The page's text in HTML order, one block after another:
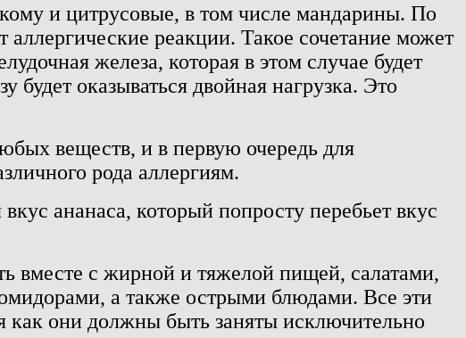
и цитрусовые, в том числе мандарины. По
аллергические реакции. Такое сочетание может
железа, которая в этом случае будет
оказываться двойная нагрузка. Это
веществ, и в первую очередь для
рода аллергиям.
ананаса, который попросту перебьет вкус
вместе с жирной и тяжелой пищей, салатами,
а также острыми блюдами. Все эти
как они должны быть заняты исключительно